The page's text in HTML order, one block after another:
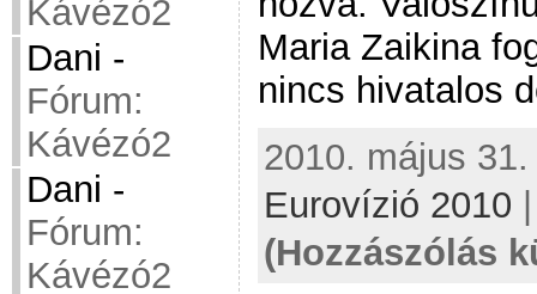
Kávézó2
Dani -
Fórum:
Kávézó2
Dani -
Fórum:
Kávézó2
Maria Zaikina
nincs hivatalos
2010. május
Eurovízió 2010
(Hozzászólás